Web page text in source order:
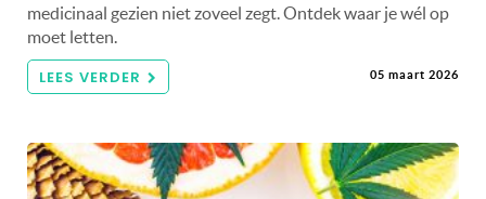
medicinaal gezien niet zoveel zegt. Ontdek waar je wél op
moet letten.
LEES VERDER 05 maart 2026